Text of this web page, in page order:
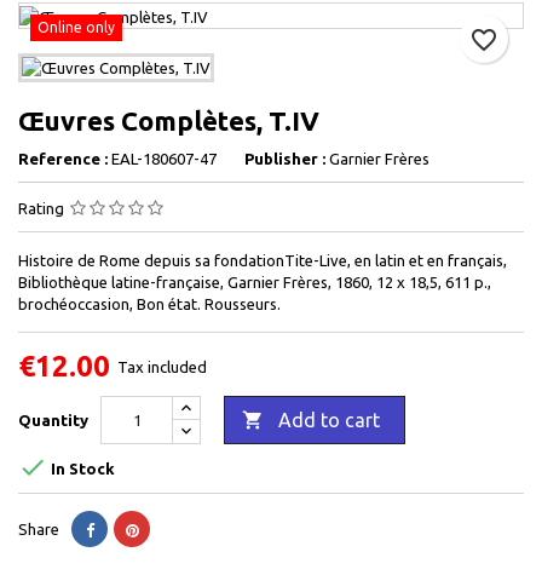
Online only
Œuvres Complètes, T.IV
Reference : EAL-180607-47 Publisher : Garnier Frères
Rating
Histoire de Rome depuis sa fondationTite-Live, en latin et en français,
Bibliothèque latine-française, Garnier Frères, 1860, 12 x 18,5, 611 p.,
brochéoccasion, Bon état. Rousseurs.
€12.00 Tax included
Quantity  Add to cart
favorite_border
 In Stock
Share